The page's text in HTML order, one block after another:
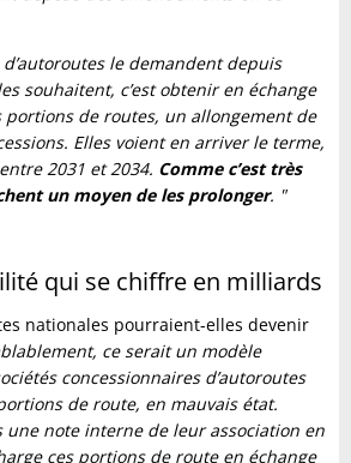
le demandent depuis
souhaitent, c’est obtenir en échange
portions de routes, un allongement de
Elles voient en arriver le terme,
2031 et 2034. Comme c’est très
un moyen de les prolonger. "
qui se chiffre en milliards
nationales pourraient-elles devenir
ce serait un modèle
concessionnaires d’autoroutes
de route, en mauvais état.
une note interne de leur association en
ces portions de route en échange